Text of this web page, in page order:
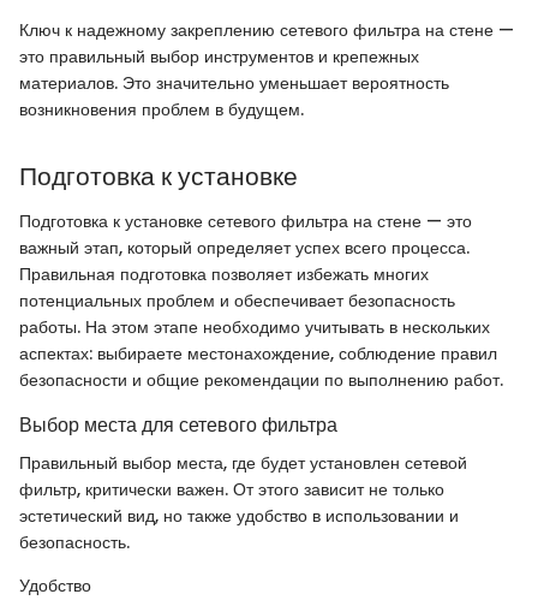
Ключ к надежному закреплению сетевого фильтра на стене —
это правильный выбор инструментов и крепежных
материалов. Это значительно уменьшает вероятность
возникновения проблем в будущем.
Подготовка к установке
Подготовка к установке сетевого фильтра на стене — это
важный этап, который определяет успех всего процесса.
Правильная подготовка позволяет избежать многих
потенциальных проблем и обеспечивает безопасность
работы. На этом этапе необходимо учитывать в нескольких
аспектах: выбираете местонахождение, соблюдение правил
безопасности и общие рекомендации по выполнению работ.
Выбор места для сетевого фильтра
Правильный выбор места, где будет установлен сетевой
фильтр, критически важен. От этого зависит не только
эстетический вид, но также удобство в использовании и
безопасность.
Удобство